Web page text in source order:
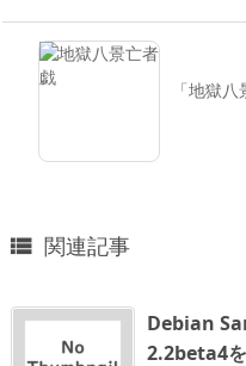
「地獄
 関連記事
Debian
2.2beta4